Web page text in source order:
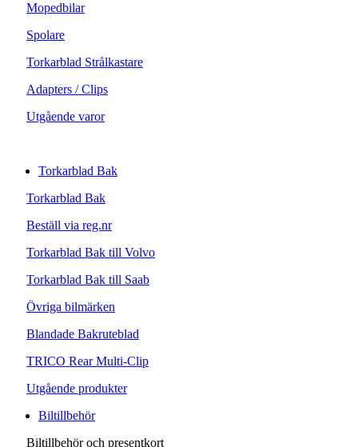
Mopedbilar
Spolare
Torkarblad Strålkastare
Adapters / Clips
Utgående varor
Torkarblad Bak
Torkarblad Bak
Beställ via reg.nr
Torkarblad Bak till Volvo
Torkarblad Bak till Saab
Övriga bilmärken
Blandade Bakruteblad
TRICO Rear Multi-Clip
Utgående produkter
Biltillbehör
Biltillbehör och presentkort